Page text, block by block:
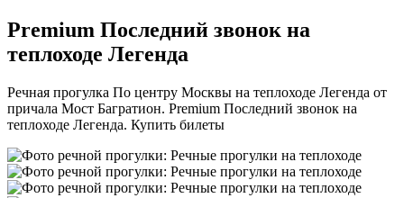
Premium Последний звонок на
теплоходе Легенда
Речная прогулка По центру Москвы на теплоходе Легенда от
причала Мост Багратион. Premium Последний звонок на
теплоходе Легенда. Купить билеты